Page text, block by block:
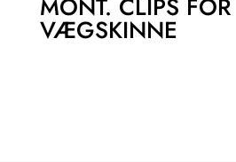
MONT. CLIPS FOR
VÆGSKINNE